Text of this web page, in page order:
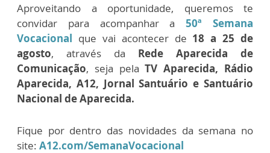
Aproveitando a oportunidade, queremos te
convidar para acompanhar a 50ª Semana
Vocacional que vai acontecer de 18 a 25 de
agosto, através da Rede Aparecida de
Comunicação, seja pelaTV Aparecida, Rádio
Aparecida, A12, Jornal Santuário e Santuário
Nacional de Aparecida.
Fique por dentro das novidades da semana no
site: A12.com/SemanaVocacional